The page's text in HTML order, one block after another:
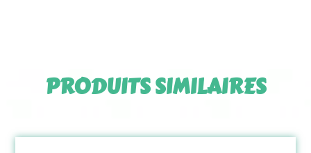
PRODUITS SIMILAIRES